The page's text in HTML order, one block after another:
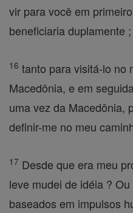
vir para você em
beneficiaria duplamente ;
16 tanto para visitá-lo no
Macedônia, e em
uma vez da Macedônia,
definir-me no meu
17 Desde que era meu
leve mudei de idéia ?
baseados em impulsos